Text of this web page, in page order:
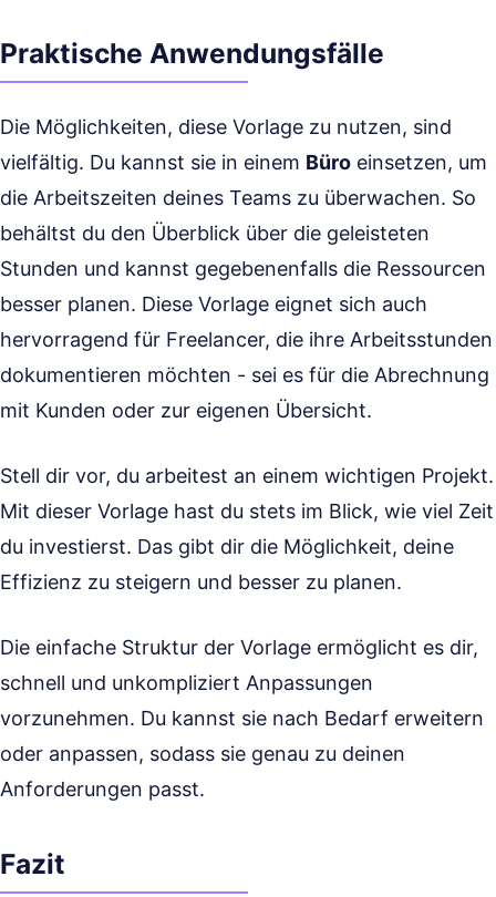
Praktische Anwendungsfälle
Die Möglichkeiten, diese Vorlage zu nutzen, sind
vielfältig. Du kannst sie in einem Büro einsetzen, um
die Arbeitszeiten deines Teams zu überwachen. So
behältst du den Überblick über die geleisteten
Stunden und kannst gegebenenfalls die Ressourcen
besser planen. Diese Vorlage eignet sich auch
hervorragend für Freelancer, die ihre Arbeitsstunden
dokumentieren möchten - sei es für die Abrechnung
mit Kunden oder zur eigenen Übersicht.
Stell dir vor, du arbeitest an einem wichtigen Projekt.
Mit dieser Vorlage hast du stets im Blick, wie viel Zeit
du investierst. Das gibt dir die Möglichkeit, deine
Effizienz zu steigern und besser zu planen.
Die einfache Struktur der Vorlage ermöglicht es dir,
schnell und unkompliziert Anpassungen
vorzunehmen. Du kannst sie nach Bedarf erweitern
oder anpassen, sodass sie genau zu deinen
Anforderungen passt.
Fazit